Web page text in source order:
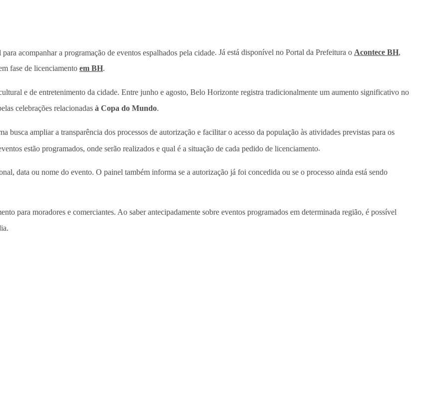
acompanhar a programação de eventos espalhados pela cidade. Já está disponível no Portal da Prefeitura o Acontece BH,
fase de licenciamento em BH.
e de entretenimento da cidade. Entre junho e agosto, Belo Horizonte registra tradicionalmente um aumento significativo no
celebrações relacionadas à Copa do Mundo.
ampliar a transparência dos processos de autorização e facilitar o acesso da população às atividades previstas para os
estão programados, onde serão realizados e qual é a situação de cada pedido de licenciamento.
data ou nome do evento. O painel também informa se a autorização já foi concedida ou se o processo ainda está sendo
para moradores e comerciantes. Ao saber antecipadamente sobre eventos programados em determinada região, é possível